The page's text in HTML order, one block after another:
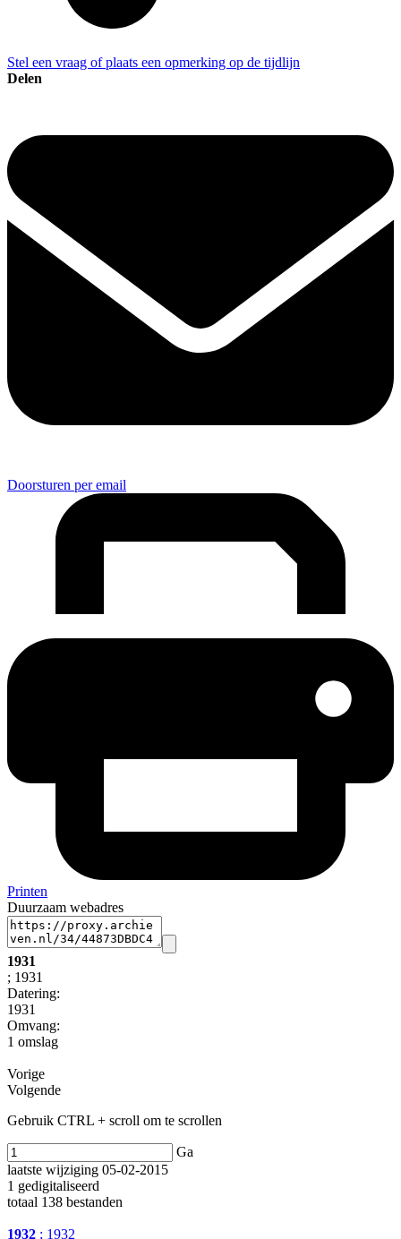
Stel een vraag of plaats een opmerking op de tijdlijn
Delen
Doorsturen per email
Printen
Duurzaam webadres
1931
; 1931
Datering:
1931
Omvang:
1 omslag
Vorige
Volgende
Gebruik CTRL + scroll om te scrollen
Ga
laatste wijziging 05-02-2015
1 gedigitaliseerd
totaal 138 bestanden
1932 ; 1932